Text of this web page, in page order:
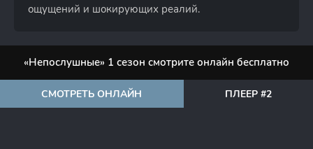
ощущений и шокирующих реалий.
«Непослушные» 1 сезон смотрите онлайн бесплатно
СМОТРЕТЬ ОНЛАЙН ПЛЕЕР #2